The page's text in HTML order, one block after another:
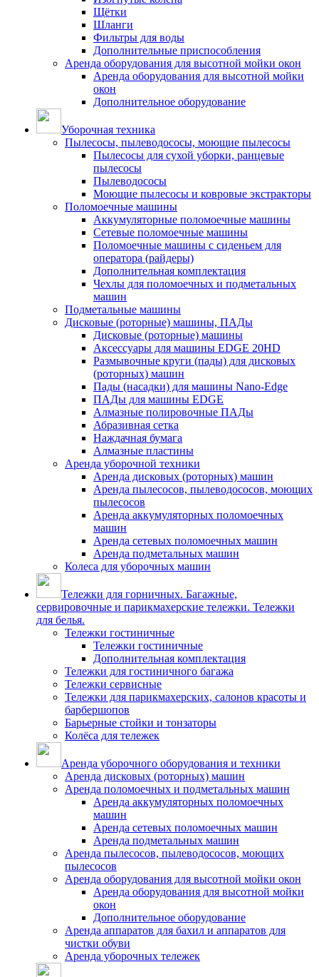
Щётки
Шланги
Фильтры для воды
Дополнительные приспособления
Аренда оборудования для высотной мойки окон
Аренда оборудования для высотной мойки
окон
Дополнительное оборудование
Уборочная техника
Пылесосы, пылеводососы, моющие пылесосы
Пылесосы для сухой уборки, ранцевые
пылесосы
Пылеводососы
Моющие пылесосы и ковровые экстракторы
Поломоечные машины
Аккумуляторные поломоечные машины
Сетевые поломоечные машины
Поломоечные машины с сиденьем для
оператора (райдеры)
Дополнительная комплектация
Чехлы для поломоечных и подметальных
машин
Подметальные машины
Дисковые (роторные) машины, ПАДы
Дисковые (роторные) машины
Аксессуары для машины EDGE 20HD
Размывочные круги (пады) для дисковых
(роторных) машин
Пады (насадки) для машины Nano-Edge
ПАДы для машины EDGE
Алмазные полировочные ПАДы
Абразивная сетка
Наждачная бумага
Алмазные пластины
Аренда уборочной техники
Аренда дисковых (роторных) машин
Аренда пылесосов, пылеводососов, моющих
пылесосов
Аренда аккумуляторных поломоечных
машин
Аренда сетевых поломоечных машин
Аренда подметальных машин
Колеса для уборочных машин
Тележки для горничных. Багажные,
сервировочные и парикмахерские тележки. Тележки
для белья.
Тележки гостиничные
Тележки гостиничные
Дополнительная комплектация
Тележки для гостиничного багажа
Тележки сервисные
Тележки для парикмахерских, салонов красоты и
барбершопов
Барьерные стойки и тонзаторы
Колёса для тележек
Аренда уборочного оборудования и техники
Аренда дисковых (роторных) машин
Аренда поломоечных и подметальных машин
Аренда аккумуляторных поломоечных
машин
Аренда сетевых поломоечных машин
Аренда подметальных машин
Аренда пылесосов, пылеводососов, моющих
пылесосов
Аренда оборудования для высотной мойки окон
Аренда оборудования для высотной мойки
окон
Дополнительное оборудование
Аренда аппаратов для бахил и аппаратов для
чистки обуви
Аренда уборочных тележек